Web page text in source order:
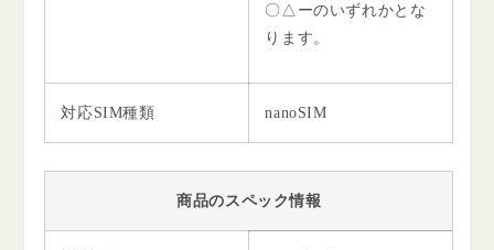
〇△ーのいずれかとな
ります。
対応SIM種類 nanoSIM
商品のスペック情報